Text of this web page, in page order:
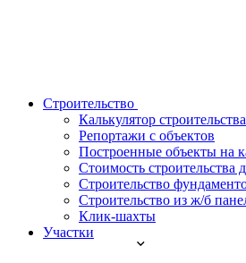
Строительство
Калькулятор строительства
Репортажи с объектов
Построенные объекты на
Стоимость строительства
Строительство
Строительство из ж/б
Клик-шахты
Участки